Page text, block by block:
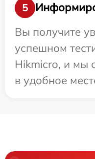
5
Вы получите
успешном
Hikmicro, и мы
в удобное